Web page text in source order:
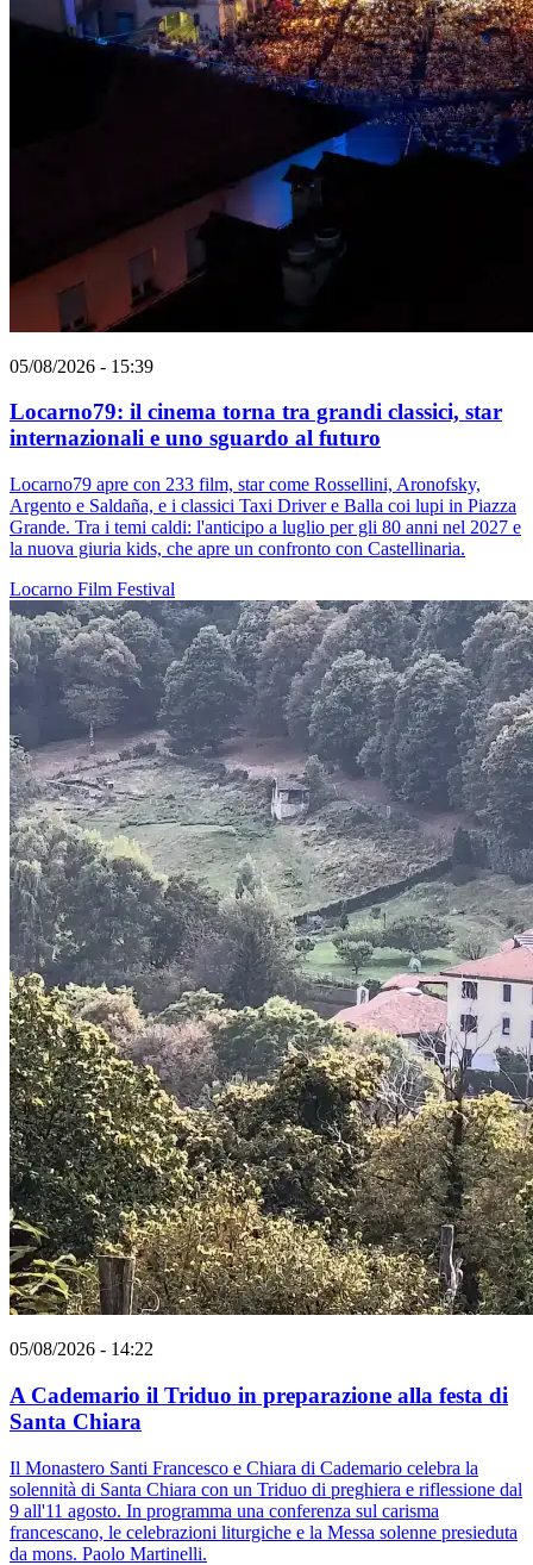
05/08/2026 - 15:39
Locarno79: il cinema torna tra grandi classici, star
internazionali e uno sguardo al futuro
Locarno79 apre con 233 film, star come Rossellini, Aronofsky,
Argento e Saldaña, e i classici Taxi Driver e Balla coi lupi in Piazza
Grande. Tra i temi caldi: l'anticipo a luglio per gli 80 anni nel 2027 e
la nuova giuria kids, che apre un confronto con Castellinaria.
Locarno Film Festival
05/08/2026 - 14:22
A Cademario il Triduo in preparazione alla festa di
Santa Chiara
Il Monastero Santi Francesco e Chiara di Cademario celebra la
solennità di Santa Chiara con un Triduo di preghiera e riflessione dal
9 all'11 agosto. In programma una conferenza sul carisma
francescano, le celebrazioni liturgiche e la Messa solenne presieduta
da mons. Paolo Martinelli.